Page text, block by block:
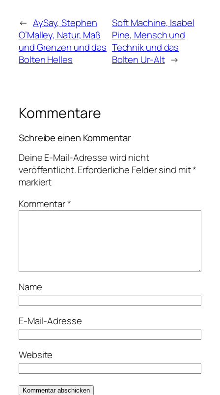
← AySay, Stephen
O’Malley, Natur, Maß
und Grenzen und das
Bolten Helles
Soft Machine, Isabel
Pine, Mensch und
Technik und das
Bolten Ur-Alt →
Kommentare
Schreibe einen Kommentar
Deine E-Mail-Adresse wird nicht
veröffentlicht.Erforderliche Felder sind mit*
markiert
Kommentar*
Name
E-Mail-Adresse
Website